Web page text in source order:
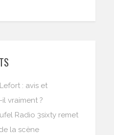
: avis et
vraiment ?
Radio 3sixty remet
la scène